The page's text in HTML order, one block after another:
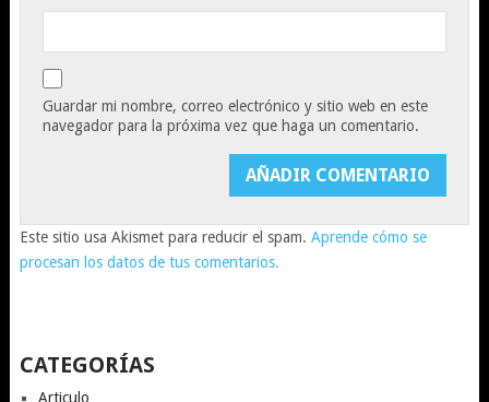
Guardar mi nombre, correo electrónico y sitio web en este
navegador para la próxima vez que haga un comentario.
Este sitio usa Akismet para reducir el spam. Aprende cómo se
procesan los datos de tus comentarios.
CATEGORÍAS
Articulo